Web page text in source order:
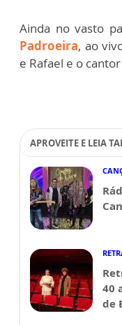
Ainda no vasto
Padroeira, ao
e Rafael e o
APROVEITE E LEIA
40
de